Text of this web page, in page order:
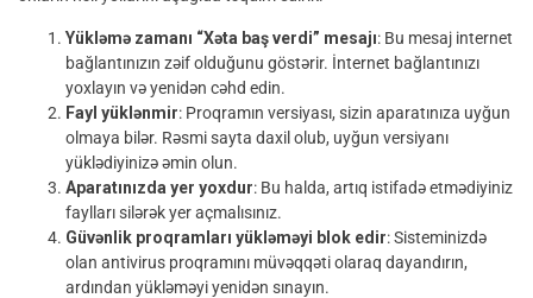
Yükləmə zamanı “Xəta baş verdi” mesajı: Bu mesaj internet
bağlantınızın zəif olduğunu göstərir. İnternet bağlantınızı
yoxlayın və yenidən cəhd edin.
Fayl yüklənmir: Proqramın versiyası, sizin aparatınıza uyğun
olmaya bilər. Rəsmi sayta daxil olub, uyğun versiyanı
yüklədiyinizə əmin olun.
Aparatınızda yer yoxdur: Bu halda, artıq istifadə etmədiyiniz
faylları silərək yer açmalısınız.
Güvənlik proqramları yükləməyi blok edir: Sisteminizdə
olan antivirus proqramını müvəqqəti olaraq dayandırın,
ardından yükləməyi yenidən sınayın.